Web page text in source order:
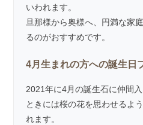
いわれます。
旦那様から奥様へ、円満な家
るのがおすすめです。
4月生まれの方への誕生日
2021年に4月の誕生石に仲間入
ときには桜の花を思わせるよ
れます。